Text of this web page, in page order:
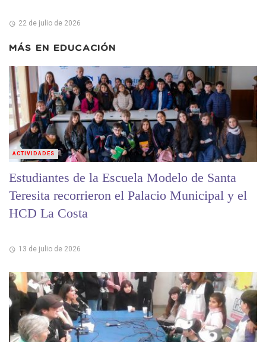
22 de julio de 2026
MÁS EN EDUCACIÓN
Estudiantes de la Escuela Modelo de Santa
Teresita recorrieron el Palacio Municipal y el
HCD La Costa
13 de julio de 2026
ACTIVIDADES